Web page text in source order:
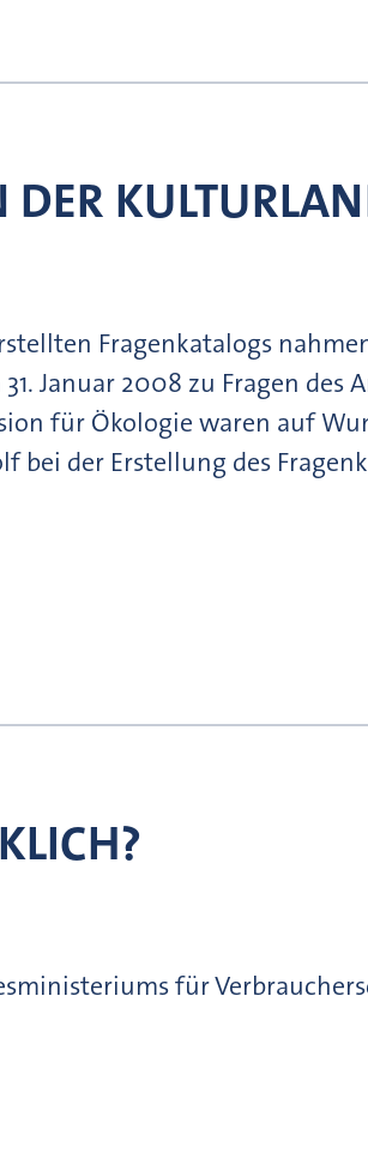
Fragenkatalogs
Januar 2008 zu Fragen des
für Ökologie waren auf
bei der Erstellung des
für